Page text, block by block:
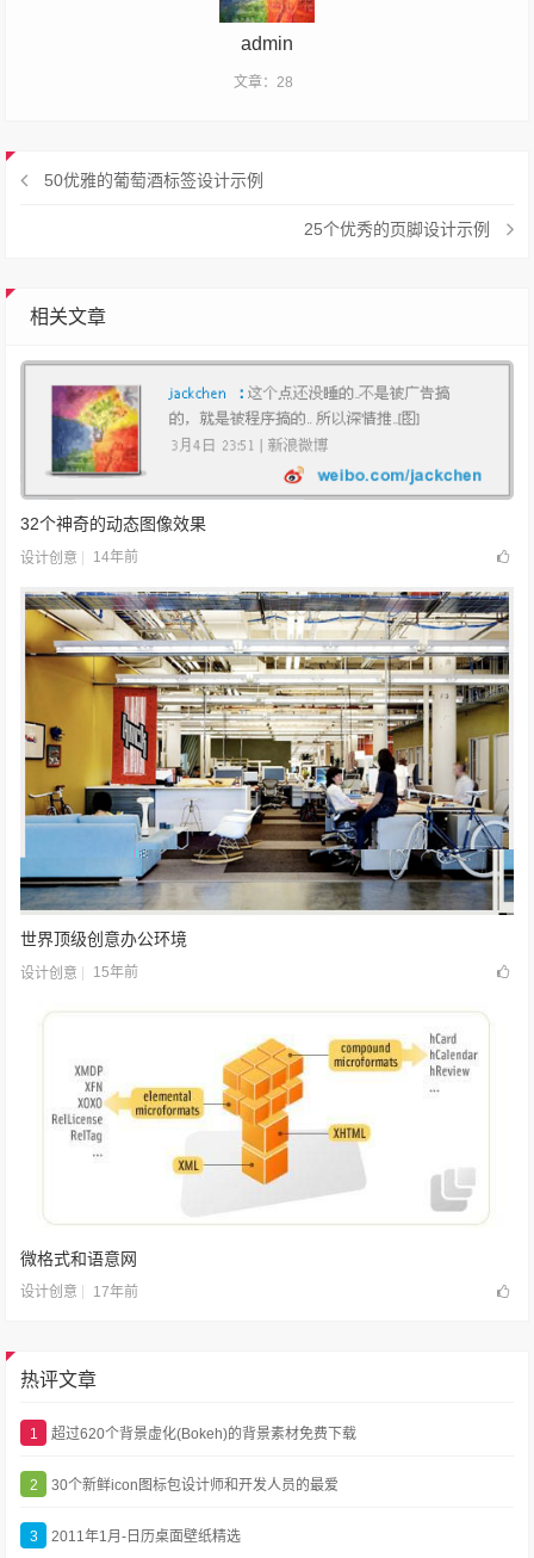
admin
文章：28
50优雅的葡萄酒标签设计示例
25个优秀的页脚设计示例
相关文章
32个神奇的动态图像效果
设计创意 14年前
世界顶级创意办公环境
设计创意 15年前
微格式和语意网
设计创意 17年前
热评文章
1 超过620个背景虚化(Bokeh)的背景素材免费下载
2 30个新鲜icon图标包设计师和开发人员的最爱
3 2011年1月-日历桌面壁纸精选